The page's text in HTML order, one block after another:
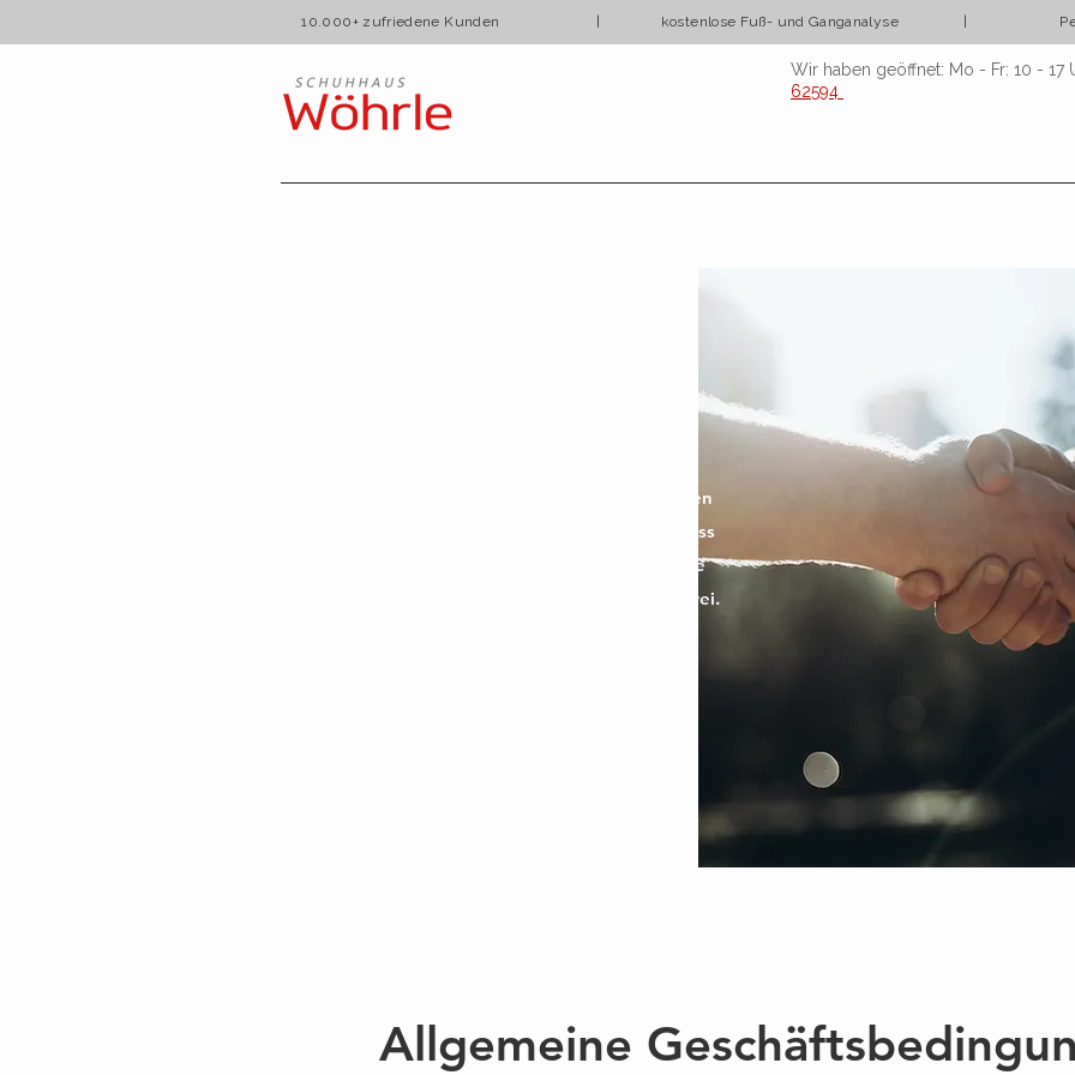
10.000+ zufriedene Kunden | kostenlose Fuß- und Ganganalyse | Persönliche
Wir haben geöffnet: Mo - Fr: 10 - 17
62594
Bei Schuhhaus Wöhrle stehen unsere Kunden
an erster Stelle. Wir setzen uns dafür ein, dass
Ihr Einkaufserlebnis angenehm wird. Unsere
Richtlinien sind fair, transparent und sorgenfrei.
Allgemeine